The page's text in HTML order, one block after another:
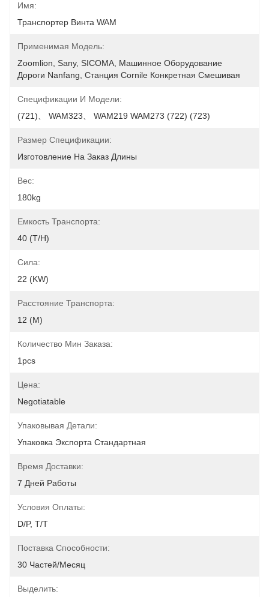
Имя:
Транспортер Винта WAM
Применимая Модель:
Zoomlion, Sany, SICOMA, Машинное Оборудование
Дороги Nanfang, Станция Cornile Конкретная Смешивая
Спецификации И Модели:
(721)、 WAM323、 WAM219 WAM273 (722) (723)
Размер Спецификации:
Изготовление На Заказ Длины
Вес:
180kg
Емкость Транспорта:
40 (t/h)
Сила:
22 (KW)
Расстояние Транспорта:
12 (m)
Количество Мин Заказа:
1pcs
Цена:
Negotiatable
Упаковывая Детали:
Упаковка Экспорта Стандартная
Время Доставки:
7 Дней Работы
Условия Оплаты:
D/P, T/T
Поставка Способности:
30 Частей/месяц
Выделить: